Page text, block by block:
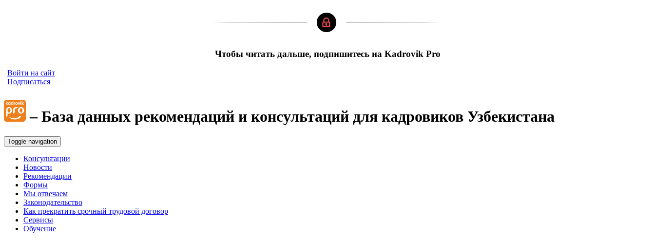
Чтобы читать дальше, подпишитесь на Kadrovik Pro
Войти на сайт
Подписаться
– База данных рекомендаций и консультаций для кадровиков Узбекистана
Toggle navigation
Консультации
Новости
Рекомендации
Формы
Мы отвечаем
Законодательство
Как прекратить срочный трудовой договор
Сервисы
Обучение